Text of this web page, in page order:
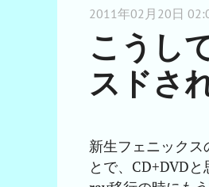
2011年02月20日
こうし
スドさ
新生フェニック
とで、CD+DVD